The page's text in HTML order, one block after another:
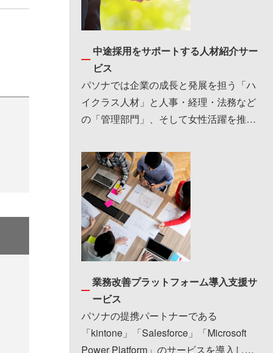
中途採用をサポートする人材紹介サー
ビス
パソナでは企業の成長と発展を担う「ハ
イクラス人材」と人事・経理・法務など
の「管理部門」、そして女性活躍を推進
ます。 1993…
業務改善プラットフォーム導入支援サ
ービス
パソナの提携パートナーである
「kintone」「Salesforce」「Microsoft
Power Platform」のサービスを導入した